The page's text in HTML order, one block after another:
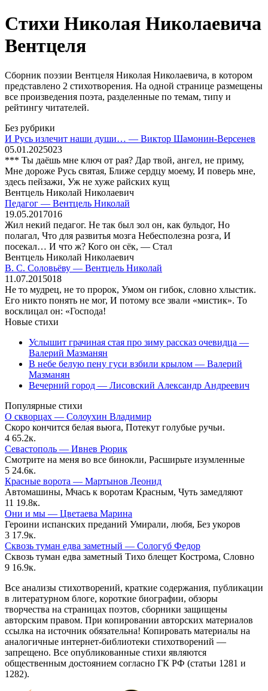
Стихи Николая Николаевича
Вентцеля
Сборник поэзии Вентцеля Николая Николаевича, в котором
представлено 2 стихотворения. На одной странице размещены
все произведения поэта, разделенные по темам, типу и
рейтингу читателей.
Без рубрики
И Русь излечит наши души… — Виктор Шамонин-Версенев
05.01.2025023
*** Ты даёшь мне ключ от рая? Дар твой, ангел, не приму,
Мне дороже Русь святая, Ближе сердцу моему, И поверь мне,
здесь пейзажи, Уж не хуже райских кущ
Вентцель Николай Николаевич
Педагог — Вентцель Николай
19.05.2017016
Жил некий педагог. Не так был зол он, как бульдог, Но
полагал, Что для развитья мозга Небесполезна розга, И
посекал… И что ж? Кого он сёк, — Стал
Вентцель Николай Николаевич
В. С. Соловьёву — Вентцель Николай
11.07.2015018
Не то мудрец, не то пророк, Умом он гибок, словно хлыстик.
Его никто понять не мог, И потому все звали «мистик». То
восклицал он: «Господа!
Новые стихи
Услышит грачиная стая про зиму рассказ очевидца —
Валерий Мазманян
В небе белую пену гуси взбили крылом — Валерий
Мазманян
Вечерний город — Лисовский Александр Андреевич
Популярные стихи
О скворцах — Солоухин Владимир
Скоро кончится белая вьюга, Потекут голубые ручьи.
4 65.2к.
Севастополь — Ивнев Рюрик
Смотрите на меня во все бинокли, Расширьте изумленные
5 24.6к.
Красные ворота — Мартынов Леонид
Автомашины, Мчась к воротам Красным, Чуть замедляют
11 19.8к.
Они и мы — Цветаева Марина
Героини испанских преданий Умирали, любя, Без укоров
3 17.9к.
Сквозь туман едва заметный — Сологуб Федор
Сквозь туман едва заметный Тихо блещет Кострома, Словно
9 16.9к.
Все анализы стихотворений, краткие содержания, публикации
в литературном блоге, короткие биографии, обзоры
творчества на страницах поэтов, сборники защищены
авторским правом. При копировании авторских материалов
ссылка на источник обязательна! Копировать материалы на
аналогичные интернет-библиотеки стихотворений —
запрещено. Все опубликованные стихи являются
общественным достоянием согласно ГК РФ (статьи 1281 и
1282).